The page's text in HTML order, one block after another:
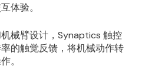
体验。
械臂设计，Synaptics 触控
的触觉反馈，将机械动作转
。